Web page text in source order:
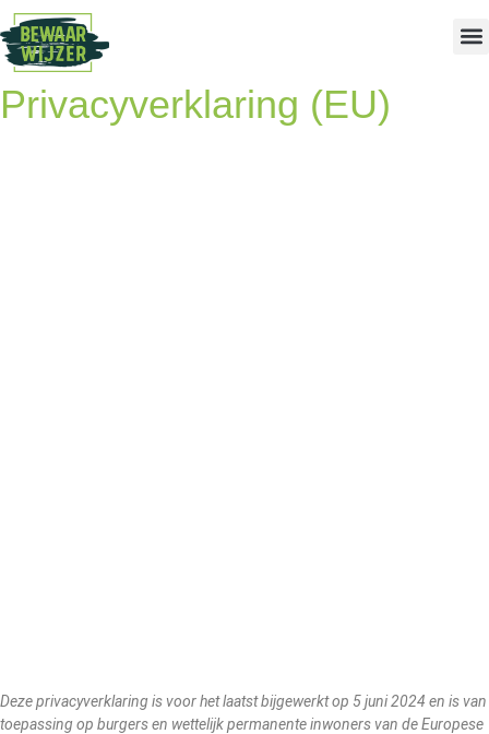
Privacyverklaring (EU)
Deze privacyverklaring is voor het laatst bijgewerkt op 5 juni 2024 en is van
toepassing op burgers en wettelijk permanente inwoners van de Europese